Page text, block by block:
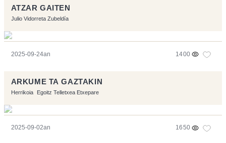
ATZAR GAITEN
Julio Vidorreta Zubeldía
2025-09-24an 1400
ARKUME TA GAZTAKIN
Herrikoia Egoitz Telletxea Etxepare
2025-09-02an 1650